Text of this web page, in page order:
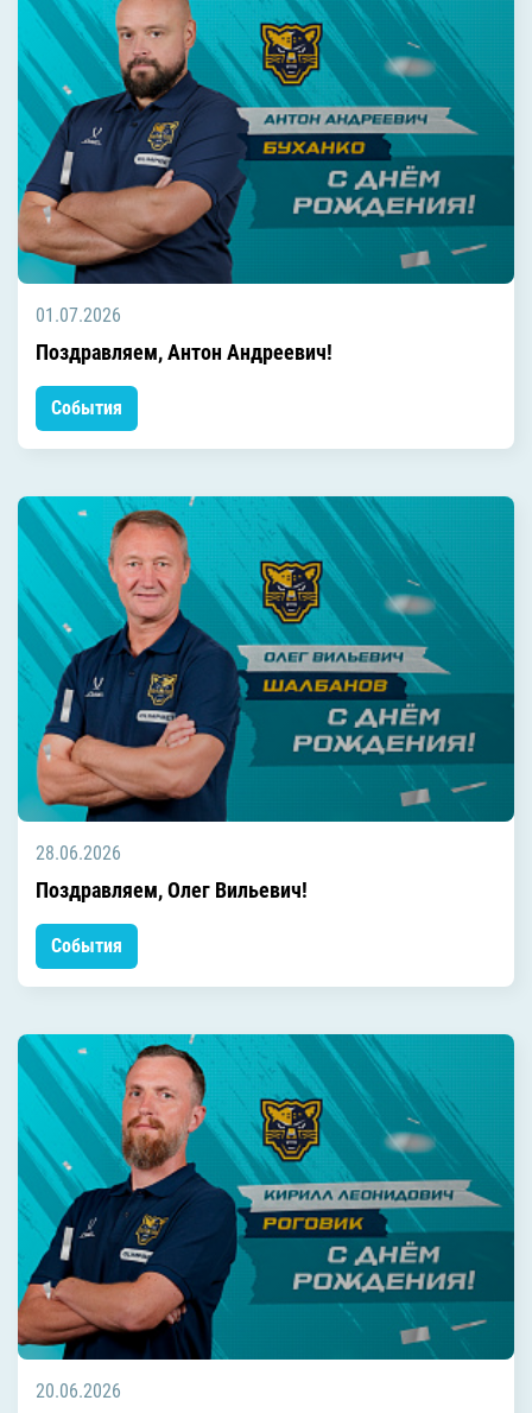
01.07.2026
Поздравляем, Антон Андреевич!
События
28.06.2026
Поздравляем, Олег Вильевич!
События
20.06.2026